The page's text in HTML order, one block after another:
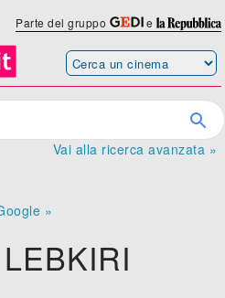
Parte del gruppo e
Vai alla ricerca avanzata »
»